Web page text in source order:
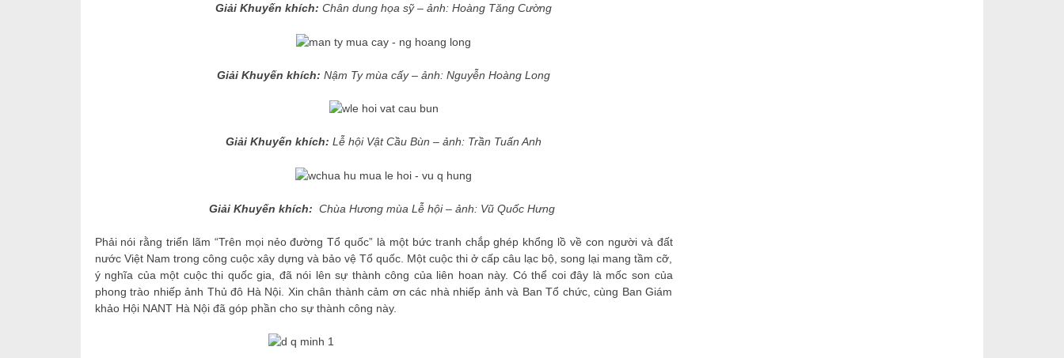
Giải Khuyến khích: Chân dung họa sỹ – ảnh: Hoàng Tăng Cường
Giải Khuyến khích: Nậm Ty mùa cấy – ảnh: Nguyễn Hoàng Long
Giải Khuyến khích: Lễ hội Vật Cầu Bùn – ảnh: Trần Tuấn Anh
Giải Khuyến khích: Chùa Hương mùa Lễ hội – ảnh: Vũ Quốc Hưng
Phải nói rằng triển lãm “Trên mọi nẻo đường Tổ quốc” là một bức tranh chắp ghép khổng lồ về con người và đất
nước Việt Nam trong công cuộc xây dựng và bảo vệ Tổ quốc. Một cuộc thi ở cấp câu lạc bộ, song lại mang tầm cỡ,
ý nghĩa của một cuộc thi quốc gia, đã nói lên sự thành công của liên hoan này. Có thể coi đây là mốc son của
phong trào nhiếp ảnh Thủ đô Hà Nội. Xin chân thành cảm ơn các nhà nhiếp ảnh và Ban Tổ chức, cùng Ban Giám
khảo Hội NANT Hà Nội đã góp phần cho sự thành công này.